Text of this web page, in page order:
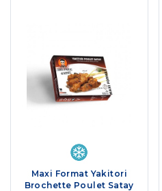
Maxi Format Yakitori
Brochette Poulet Satay